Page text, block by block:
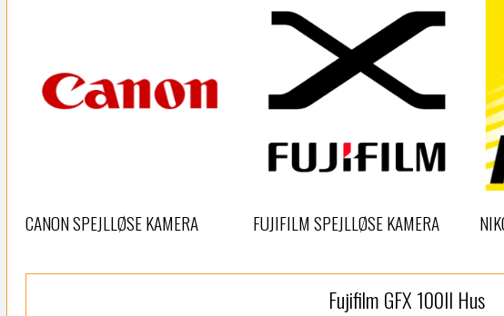
CANON SPEJLLØSE KAMERA FUJIFILM SPEJLLØSE KAMERA
Fujifilm GFX 100II Hus